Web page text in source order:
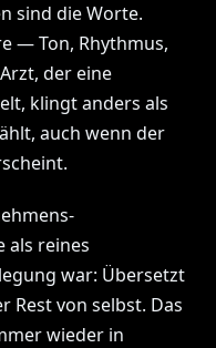
sind die Worte.
— Ton, Rhythmus,
der eine
klingt anders als
auch wenn der
als reines
war: Übersetzt
Rest von selbst. Das
wieder in